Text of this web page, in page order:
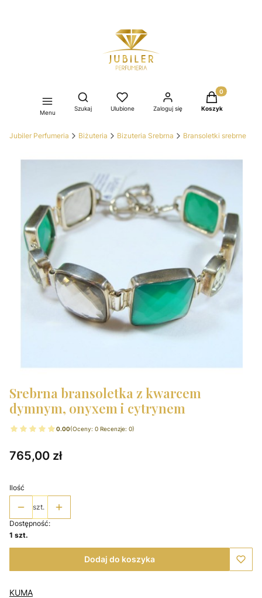
Menu
Otwórz wyszukiwarkę
Szukaj Ulubione Zaloguj się
Produkty w
Koszyk
Jubiler Perfumeria Biżuteria Bizuteria Srebrna Bransoletki srebrne
Srebrna bransoletka z kwarcem
dymnym, onyxem i cytrynem
0.00(Oceny: 0 Recenzje: 0)
Cena
765,00 zł
Ilość
szt.
Dostępność:
1 szt.
Dodaj do koszyka
KUMA